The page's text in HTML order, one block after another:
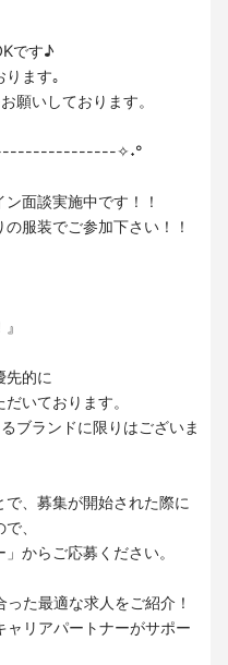
です♪
ります｡
願いしております。
✧˖°
ン面談実施中です！！
服装でご参加下さい！！
先的に
いております。
ブランドに限りはございま
、募集が開始された際に
、
からご応募ください。
た最適な求人をご紹介！
リアパートナーがサポー